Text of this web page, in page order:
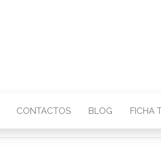
CONTACTOS BLOG FICHA